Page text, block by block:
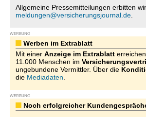
Allgemeine Pressemitteilungen erbitten
meldungen@versicherungsjournal.de
WERBUNG
Werben im Extrablatt
Mit einer Anzeige im Extrablatt
11.000 Menschen im
ungebundene Vermittler. Über die
die Mediadaten
WERBUNG
Noch erfolgreicher